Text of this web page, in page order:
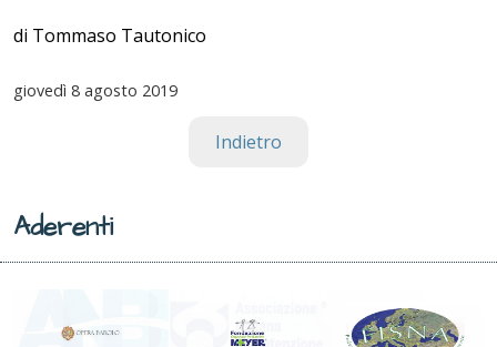
di Tommaso Tautonico
giovedì 8 agosto 2019
Indietro
Aderenti